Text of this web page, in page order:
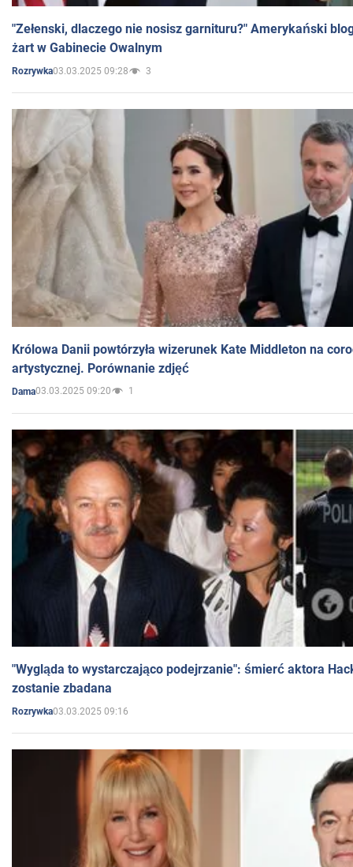
"Zełenski, dlaczego nie nosisz garnituru?" Amerykański
żart w Gabinecie Owalnym
Rozrywka03.03.2025 09:28 3
Królowa Danii powtórzyła wizerunek Kate Middleton na
artystycznej. Porównanie zdjęć
Dama03.03.2025 09:20 1
"Wygląda to wystarczająco podejrzanie": śmierć aktora
zostanie zbadana
Rozrywka03.03.2025 09:16